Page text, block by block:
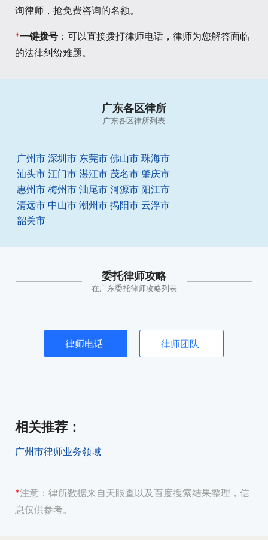
询律师，抢免费咨询的名额。
*一键拨号 ：可以直接拨打律师电话，律师为您解答面临
的法律纠纷难题。
广东各区律所
广东各区律所列表
广州市 深圳市 东莞市 佛山市 珠海市
汕头市 江门市 湛江市 茂名市 肇庆市
惠州市 梅州市 汕尾市 河源市 阳江市
清远市 中山市 潮州市 揭阳市 云浮市
韶关市
委托律师攻略
在广东委托律师攻略列表
律师电话 律师团队
相关推荐 ：
广州市律师业务领域
*注意： 律所数据来自天眼查以及百度搜索结果整理，信
息仅供参考。